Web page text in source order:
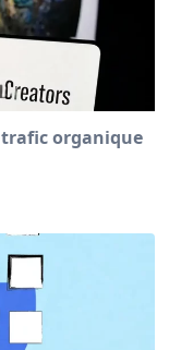
organique